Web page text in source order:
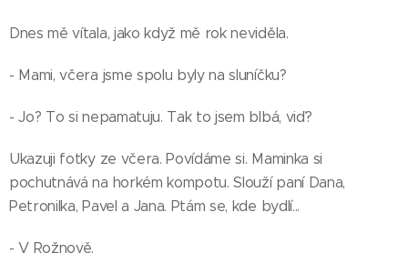
Dnes mě vítala, jako když mě rok neviděla.
- Mami, včera jsme spolu byly na sluníčku?
- Jo? To si nepamatuju. Tak to jsem blbá, viď?
Ukazuji fotky ze včera. Povídáme si. Maminka si
pochutnává na horkém kompotu. Slouží paní Dana,
Petronilka, Pavel a Jana. Ptám se, kde bydlí...
- V Rožnově.